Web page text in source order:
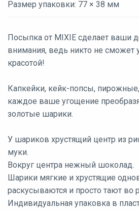
Размер упаковки: 77 × 38 мм
Посыпка от MIXIE сделает ваши
внимания, ведь никто не сможет
красотой!
Капкейки, кейк-попсы, пирожные,
каждое ваше угощение
золотые шарики.
У шариков хрустящий центр из
муки.
Вокруг центра нежный шоколад.
Шарики мягкие и хрустящие
раскусываются и просто тают во
Индивидуальная упаковка в